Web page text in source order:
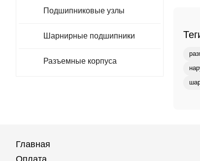
Подшипниковые узлы
Шарнирные подшипники
Разъемные корпуса
Главная
Оплата